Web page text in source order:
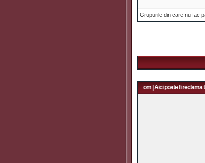
Grupurile din care nu fac
Aici poate fi reclama ta! ... email: rapidfans@gmail.com | Aici poate fi reclama